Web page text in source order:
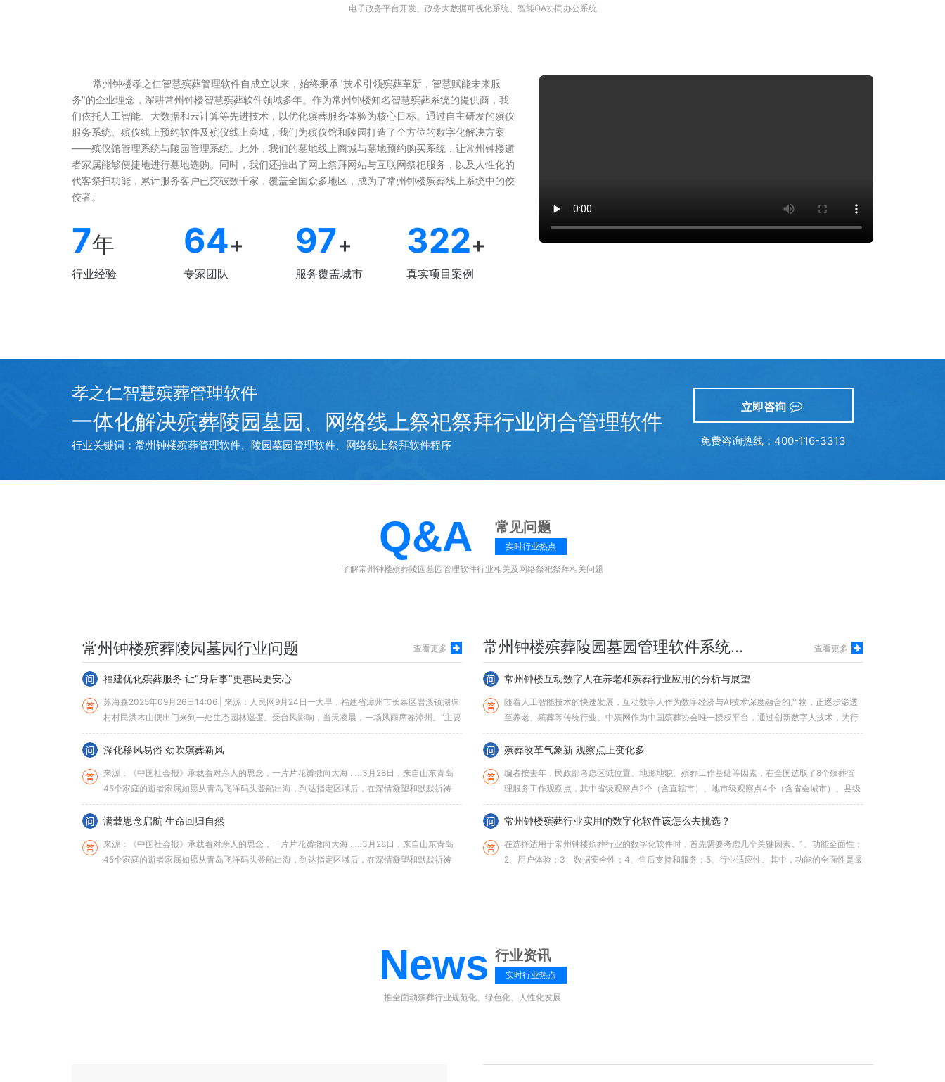
电子政务平台开发、政务大数据可视化系统、智能OA协同办公系统
常州钟楼孝之仁智慧殡葬管理软件自成立以来，始终秉承"技术引领殡葬革新，智慧赋能未来服
务"的企业理念，深耕常州钟楼智慧殡葬软件领域多年。作为常州钟楼知名智慧殡葬系统的提供商，我
们依托人工智能、大数据和云计算等先进技术，以优化殡葬服务体验为核心目标。通过自主研发的殡仪
服务系统、殡仪线上预约软件及殡仪线上商城，我们为殡仪馆和陵园打造了全方位的数字化解决方案
——殡仪馆管理系统与陵园管理系统。此外，我们的墓地线上商城与墓地预约购买系统，让常州钟楼逝
者家属能够便捷地进行墓地选购。同时，我们还推出了网上祭拜网站与互联网祭祀服务，以及人性化的
代客祭扫功能，累计服务客户已突破数千家，覆盖全国众多地区，成为了常州钟楼殡葬线上系统中的佼
佼者。
7年
行业经验
64+
专家团队
97+
服务覆盖城市
322+
真实项目案例
孝之仁智慧殡葬管理软件
一体化解决殡葬陵园墓园、网络线上祭祀祭拜行业闭合管理软件
行业关键词：常州钟楼殡葬管理软件、陵园墓园管理软件、网络线上祭拜软件程序
立即咨询
免费咨询热线：400-116-3313
Q&A 常见问题
实时行业热点
了解常州钟楼殡葬陵园墓园管理软件行业相关及网络祭祀祭拜相关问题
常州钟楼殡葬陵园墓园行业问题 查看更多
福建优化殡葬服务 让“身后事”更惠民更安心
苏海森2025年09月26日14:06 | 来源：人民网9月24日一大早，福建省漳州市长泰区岩溪镇湖珠
村村民洪木山便出门来到一处生态园林巡逻。受台风影响，当天凌晨，一场风雨席卷漳州。“主要
清扫树枝落...
深化移风易俗 劲吹殡葬新风
来源：《中国社会报》承载着对亲人的思念，一片片花瓣撒向大海……3月28日，来自山东青岛
45个家庭的逝者家属如愿从青岛飞洋码头登船出海，到达指定区域后，在深情凝望和默默祈祷
中，将亲人的骨灰罐通过牵引绳缓...
满载思念启航 生命回归自然
来源：《中国社会报》承载着对亲人的思念，一片片花瓣撒向大海……3月28日，来自山东青岛
45个家庭的逝者家属如愿从青岛飞洋码头登船出海，到达指定区域后，在深情凝望和默默祈祷
任。具体处罚依据《殡葬管理条例》《土地管理法》《刑法》等相关法规，以下是详细规定：
常州钟楼殡葬陵园墓园管理软件系统相关问题 查看更多
常州钟楼互动数字人在养老和殡葬行业应用的分析与展望
随着人工智能技术的快速发展，互动数字人作为数字经济与AI技术深度融合的产物，正逐步渗透
至养老、殡葬等传统行业。中殡网作为中国殡葬协会唯一授权平台，通过创新数字人技术，为行
业提供了情感慰藉、服务升级的新...
殡葬改革气象新 观察点上变化多
编者按去年，民政部考虑区域位置、地形地貌、殡葬工作基础等因素，在全国选取了8个殡葬管
理服务工作观察点，其中省级观察点2个（含直辖市）、地市级观察点4个（含省会城市）、县级
观察点2个。在民政部统一部署下...
常州钟楼殡葬行业实用的数字化软件该怎么去挑选？
在选择适用于常州钟楼殡葬行业的数字化软件时，首先需要考虑几个关键因素。1、功能全面性；
2、用户体验；3、数据安全性；4、售后支持和服务；5、行业适应性。其中，功能的全面性是最
块。以下是系统的核心功能分类及说...
News 行业资讯
实时行业热点
推全面动殡葬行业规范化、绿色化、人性化发展